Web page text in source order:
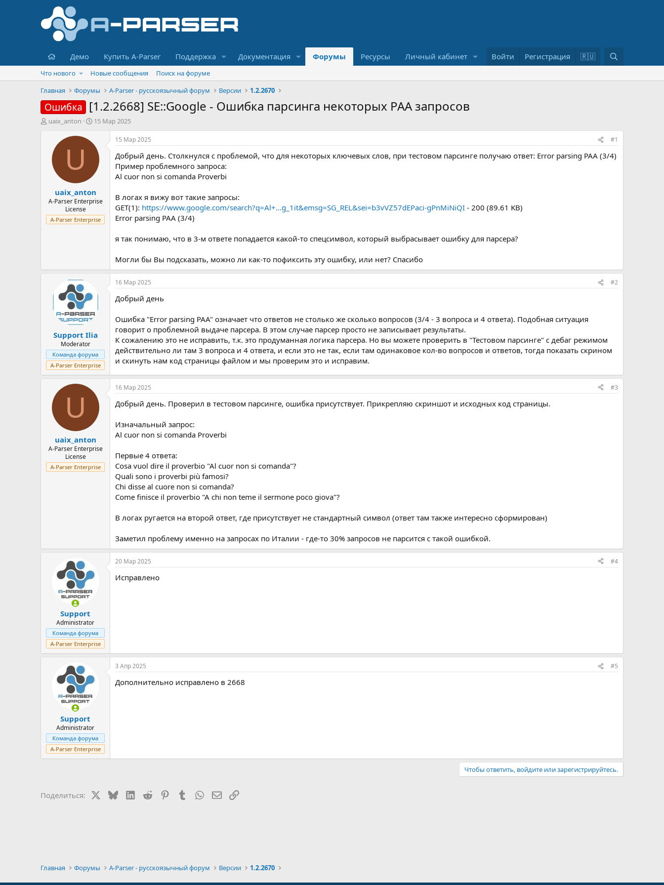
Главная
Демо Купить A-Parser Поддержка Документация Форумы Ресурсы Личный кабинет Войти Регистрация 🇷🇺
о
Что нового Новые сообщения
Поиск на форуме
Главная
Форумы A-Parser - русскоязычный форум Версии 1.2.2670
Ошибка [1.2.2668] SE::Google - Ошибка парсинга некоторых PAA запросов
А
uaix_anton
Д
а
ч
л
а
15 Мар 2025
U
uaix_anton
A-Parser Enterprise
License
A-Parser Enterprise
15 Мар 2025 #1
Добрый день. Столкнулся с проблемой, что для некоторых ключевых слов, при тестовом парсинге получаю ответ: Error parsing PAA (3/4)
Пример проблемного запроса:
Al cuor non si comanda Proverbi
В логах я вижу вот такие запросы:
GET(1): https://www.google.com/search?q=Al+...g_1it&emsg=SG_REL&sei=b3vVZ57dEPaci-gPnMiNiQI - 200 (89.61 KB)
Error parsing PAA (3/4)
я так понимаю, что в 3-м ответе попадается какой-то спецсимвол, который выбрасывает ошибку для парсера?
Могли бы Вы подсказать, можно ли как-то пофиксить эту ошибку, или нет? Спасибо
Support Ilia
Moderator
Команда форума
A-Parser Enterprise
16 Мар 2025 #2
Добрый день
Ошибка "Error parsing PAA" означает что ответов не столько же сколько вопросов (3/4 - 3 вопроса и 4 ответа). Подобная ситуация
говорит о проблемной выдаче парсера. В этом случае парсер просто не записывает результаты.
К сожалению это не исправить, т.к. это продуманная логика парсера. Но вы можете проверить в "Тестовом парсинге" с дебаг режимом
действительно ли там 3 вопроса и 4 ответа, и если это не так, если там одинаковое кол-во вопросов и ответов, тогда показать скрином
и скинуть нам код страницы файлом и мы проверим это и исправим.
U
uaix_anton
A-Parser Enterprise
License
A-Parser Enterprise
16 Мар 2025 #3
Добрый день. Проверил в тестовом парсинге, ошибка присутствует. Прикрепляю скриншот и исходных код страницы.
Изначальный запрос:
Al cuor non si comanda Proverbi
Первые 4 ответа:
Cosa vuol dire il proverbio "Al cuor non si comanda"?
Quali sono i proverbi più famosi?
Chi disse al cuore non si comanda?
Come finisce il proverbio "A chi non teme il sermone poco giova"?
В логах ругается на второй ответ, где присутствует не стандартный символ (ответ там также интересно сформирован)
Заметил проблему именно на запросах по Италии - где-то 30% запросов не парсится с такой ошибкой.
Support
Administrator
Команда форума
A-Parser Enterprise
20 Мар 2025 #4
Исправлено
Support
Administrator
Команда форума
A-Parser Enterprise
3 Апр 2025 #5
Дополнительно исправлено в 2668
Чтобы ответить, войдите или зарегистрируйтесь.
Поделиться: BlueskyLinkedIn
Reddit PinterestTumblrWhatsAppЭлектронная почта
Ссылка
Главная Форумы A-Parser - русскоязычный форум Версии 1.2.2670